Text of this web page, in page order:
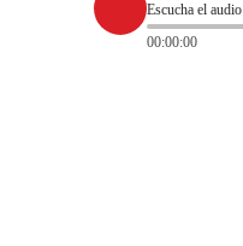
Escucha el audio
00:00:00